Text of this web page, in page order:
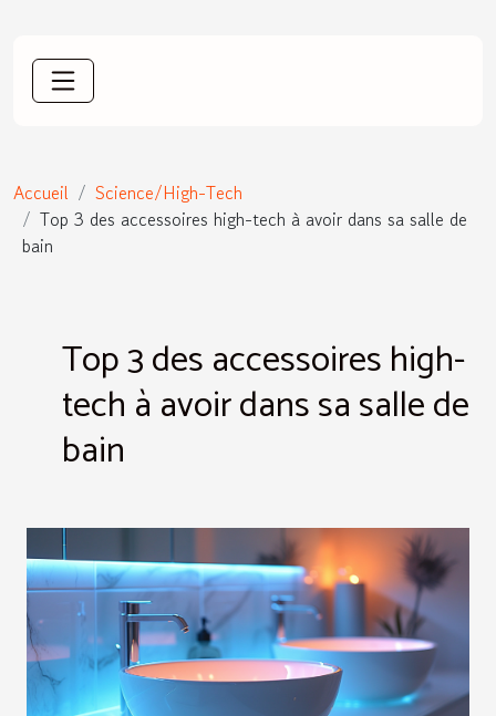
Accueil
Science/High-Tech
Top 3 des accessoires high-tech à avoir dans sa salle de
bain
Top 3 des accessoires high-
tech à avoir dans sa salle de
bain